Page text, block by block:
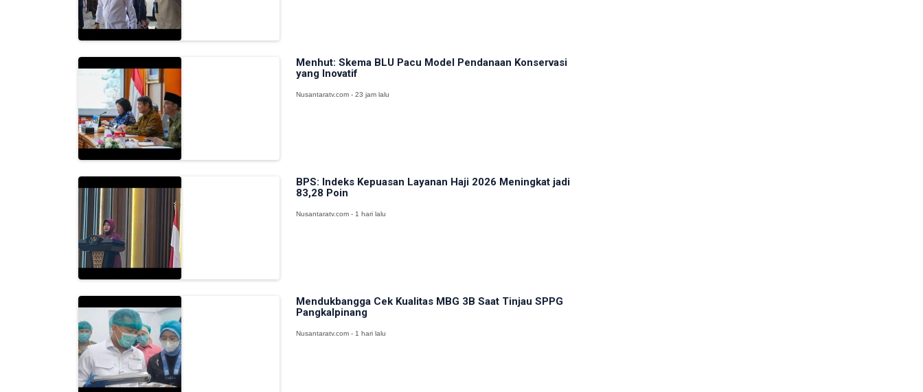
Menhut: Skema BLU Pacu Model Pendanaan Konservasi
yang Inovatif
Nusantaratv.com - 23 jam lalu
BPS: Indeks Kepuasan Layanan Haji 2026 Meningkat jadi
83,28 Poin
Nusantaratv.com - 1 hari lalu
Mendukbangga Cek Kualitas MBG 3B Saat Tinjau SPPG
Pangkalpinang
Nusantaratv.com - 1 hari lalu